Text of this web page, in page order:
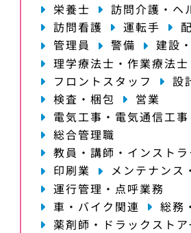
栄養士
訪問介護・ヘ
訪問看護
運転手
管理員
警備
建設
理学療法士・作業療法士
フロントスタッフ
設
検査・梱包
営業
電気工事・電気通信工事
総合管理職
教員・講師・インストラ
印刷業
メンテナンス
運行管理・点呼業務
車・バイク関連
総務
薬剤師・ドラックストア